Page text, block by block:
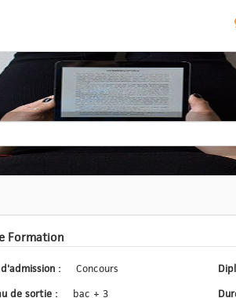
Formation
Type d'admission :
Concours
Niveau de sortie :
bac + 3